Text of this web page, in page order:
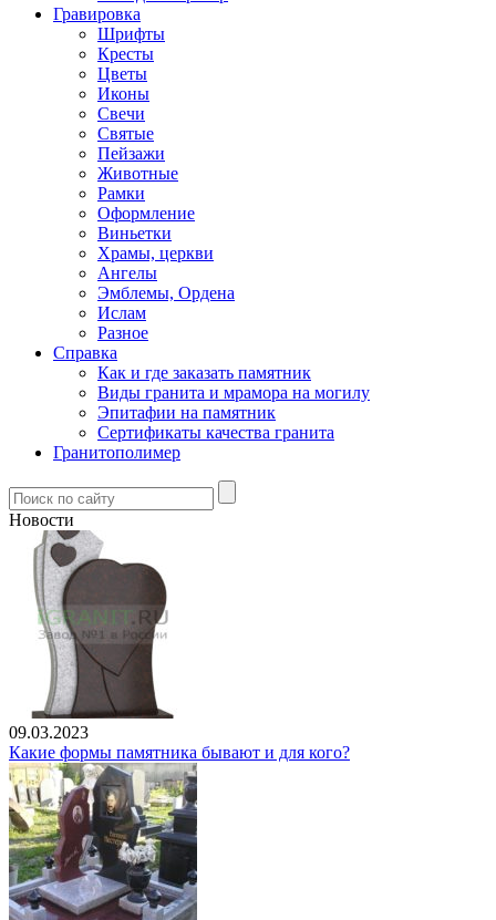
Гравировка
Шрифты
Кресты
Цветы
Иконы
Свечи
Святые
Пейзажи
Животные
Рамки
Оформление
Виньетки
Храмы, церкви
Ангелы
Эмблемы, Ордена
Ислам
Разное
Справка
Как и где заказать памятник
Виды гранита и мрамора на могилу
Эпитафии на памятник
Сертификаты качества гранита
Гранитополимер
Новости
09.03.2023
Какие формы памятника бывают и для кого?